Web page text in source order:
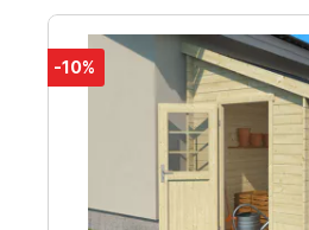
-10%